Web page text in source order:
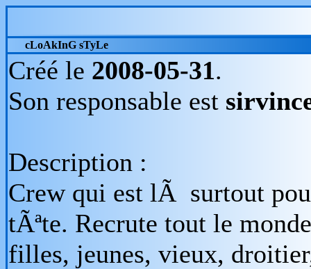
cLoAkInG sTyLe
Créé le 2008-05-31.
Son responsable est
Description :
Crew qui est lÃ surtout
tÃªte. Recrute tout le
filles, jeunes, vieux,